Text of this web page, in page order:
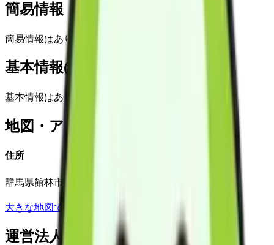
簡易情報
簡易情報はありません
基本情報(詳細)
基本情報はありません
地図・アクセス
住所
群馬県館林市富士見町８番２１号
大きな地図で見る
運営法人